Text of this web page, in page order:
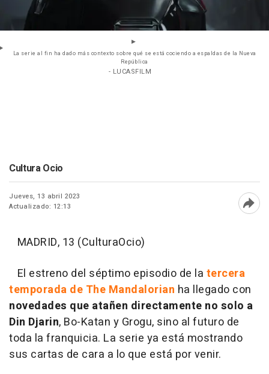
La serie al fin ha dado más contexto sobre qué se está cociendo a espaldas de la Nueva
República
- LUCASFILM
Cultura Ocio
Jueves, 13 abril 2023
Actualizado: 12:13
MADRID, 13 (CulturaOcio)
El estreno del séptimo episodio de la tercera
temporada de The Mandalorian ha llegado con
novedades que atañen directamente no solo a
Din Djarin, Bo-Katan y Grogu, sino al futuro de
toda la franquicia. La serie ya está mostrando
sus cartas de cara a lo que está por venir.